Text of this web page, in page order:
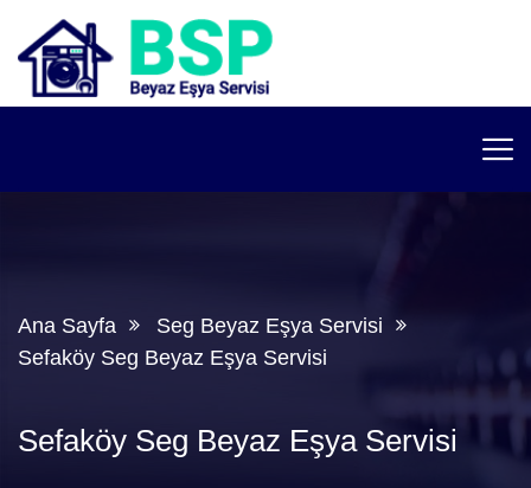
Ana Sayfa
Seg Beyaz Eşya Servisi
Sefaköy Seg Beyaz Eşya Servisi
Sefaköy Seg Beyaz Eşya Servisi